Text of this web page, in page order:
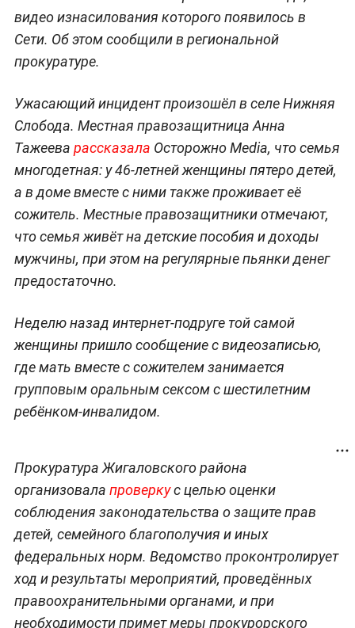
видео изнасилования которого появилось в
Сети. Об этом сообщили в региональной
прокуратуре.
Ужасающий инцидент произошёл в селе Нижняя
Слобода. Местная правозащитница Анна
Тажеева рассказала Осторожно Media, что семья
многодетная: у 46-летней женщины пятеро детей,
а в доме вместе с ними также проживает её
сожитель. Местные правозащитники отмечают,
что семья живёт на детские пособия и доходы
мужчины, при этом на регулярные пьянки денег
предостаточно.
Неделю назад интернет-подруге той самой
женщины пришло сообщение с видеозаписью,
где мать вместе с сожителем занимается
групповым оральным сексом с шестилетним
ребёнком-инвалидом.
Прокуратура Жигаловского района
организовала проверкус целью оценки
соблюдения законодательства о защите прав
детей, семейного благополучия и иных
федеральных норм. Ведомство проконтролирует
ход и результаты мероприятий, проведённых
правоохранительными органами, и при
необходимости примет меры прокурорского